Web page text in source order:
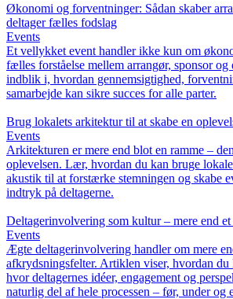
Økonomi og forventninger: Sådan skaber
deltager fælles fodslag
Events
Et vellykket event handler ikke kun om
fælles forståelse mellem arrangør, sponsor
indblik i, hvordan gennemsigtighed,
samarbejde kan sikre succes for alle parter.
Brug lokalets arkitektur til at skabe en
Events
Arkitekturen er mere end blot en ramme –
oplevelsen. Lær, hvordan du kan bruge
akustik til at forstærke stemningen og skabe
indtryk på deltagerne.
Deltagerinvolvering som kultur – mere end
Events
Ægte deltagerinvolvering handler om mere
afkrydsningsfelter. Artiklen viser, hvordan du
hvor deltagernes idéer, engagement og
naturlig del af hele processen – før, under og